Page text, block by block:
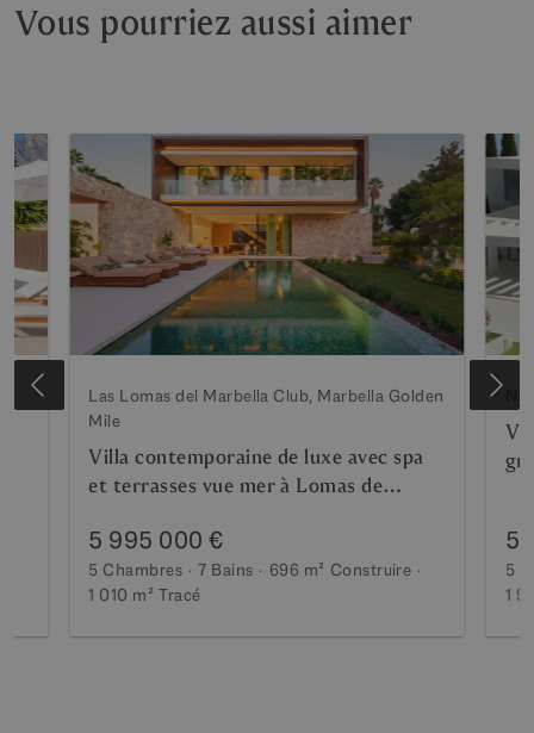
Vous pourriez aussi aimer
Las Lomas del Marbella Club, Marbella Golden
Mile
Villa contemporaine de luxe avec spa
et terrasses vue mer à Lomas de
5 995 000 €
5 Chambres 7 Bains 696 m² Construire
1 010 m² Tracé
5
5
1